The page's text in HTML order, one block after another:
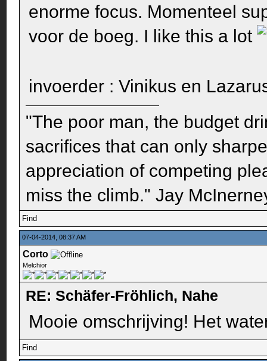
enorme focus. Momenteel
voor de boeg. I like this a lot
invoerder : Vinikus en
"The poor man, the budget
sacrifices that can only
appreciation of competing
miss the climb." Jay
Find
07-04-2014, 08:37 AM
Corto
Melchior
RE: Schäfer-Fröhlich, Nahe
Mooie omschrijving! Het
Find